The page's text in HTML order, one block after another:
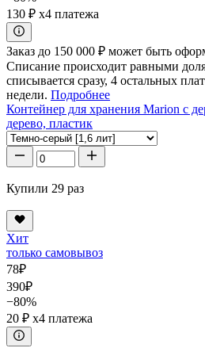
130 ₽ x4 платежа
Заказ до 150 000 ₽ может быть
Списание происходит равными
списывается сразу, 4 остальных
недели. Подробнее
Контейнер для хранения Marion с
дерево, пластик
Купили 29 раз
Хит
только самовывоз
78₽
390₽
−80%
20 ₽ x4 платежа